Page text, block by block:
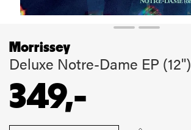
Morrissey
Deluxe Notre-Dame EP (12")
349,-